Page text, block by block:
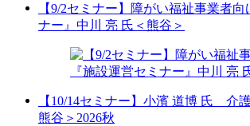
【9/2セミナー】障がい福祉事業者向
ナー』中川 亮 氏＜熊谷＞
【10/14セミナー】小濱 道博 氏 介
熊谷＞2026秋